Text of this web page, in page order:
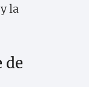
la
de